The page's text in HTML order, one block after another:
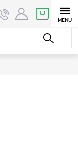
NÁKUPNÍ
KOŠÍK